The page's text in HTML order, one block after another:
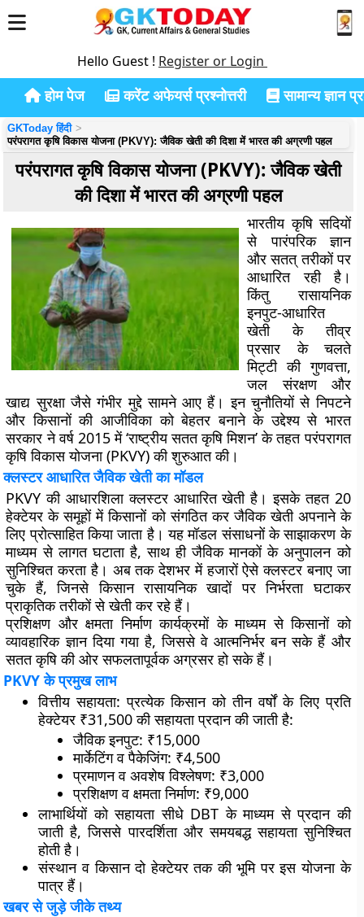
Hello Guest ! Register or Login
होम पेज करेंट अफेयर्स प्रश्नोत्तरी सामान्य ज्ञान
GKToday हिंदी
परंपरागत कृषि विकास योजना (PKVY): जैविक खेती की दिशा में भारत की अग्रणी पहल
परंपरागत कृषि विकास योजना (PKVY): जैविक खेती
की दिशा में भारत की अग्रणी पहल
भारतीय कृषि सदियों
से पारंपरिक ज्ञान
और सतत् तरीकों पर
आधारित रही है।
किंतु रासायनिक
इनपुट-आधारित
खेती के तीव्र
प्रसार के चलते
मिट्टी की गुणवत्ता,
जल संरक्षण और
खाद्य सुरक्षा जैसे गंभीर मुद्दे सामने आए हैं। इन चुनौतियों से निपटने
और किसानों की आजीविका को बेहतर बनाने के उद्देश्य से भारत
सरकार ने वर्ष 2015 में ‘राष्ट्रीय सतत कृषि मिशन’ के तहत परंपरागत
कृषि विकास योजना (PKVY) की शुरुआत की।
क्लस्टर आधारित जैविक खेती का मॉडल
PKVY की आधारशिला क्लस्टर आधारित खेती है। इसके तहत 20
हेक्टेयर के समूहों में किसानों को संगठित कर जैविक खेती अपनाने के
लिए प्रोत्साहित किया जाता है। यह मॉडल संसाधनों के साझाकरण के
माध्यम से लागत घटाता है, साथ ही जैविक मानकों के अनुपालन को
सुनिश्चित करता है। अब तक देशभर में हजारों ऐसे क्लस्टर बनाए जा
चुके हैं, जिनसे किसान रासायनिक खादों पर निर्भरता घटाकर
प्राकृतिक तरीकों से खेती कर रहे हैं।
प्रशिक्षण और क्षमता निर्माण कार्यक्रमों के माध्यम से किसानों को
व्यावहारिक ज्ञान दिया गया है, जिससे वे आत्मनिर्भर बन सके हैं और
सतत कृषि की ओर सफलतापूर्वक अग्रसर हो सके हैं।
PKVY के प्रमुख लाभ
वित्तीय सहायता: प्रत्येक किसान को तीन वर्षों के लिए प्रति
हेक्टेयर ₹31,500 की सहायता प्रदान की जाती है:
जैविक इनपुट: ₹15,000
मार्केटिंग व पैकेजिंग: ₹4,500
प्रमाणन व अवशेष विश्लेषण: ₹3,000
प्रशिक्षण व क्षमता निर्माण: ₹9,000
लाभार्थियों को सहायता सीधे DBT के माध्यम से प्रदान की
जाती है, जिससे पारदर्शिता और समयबद्ध सहायता सुनिश्चित
होती है।
संस्थान व किसान दो हेक्टेयर तक की भूमि पर इस योजना के
पात्र हैं।
खबर से जुड़े जीके तथ्य